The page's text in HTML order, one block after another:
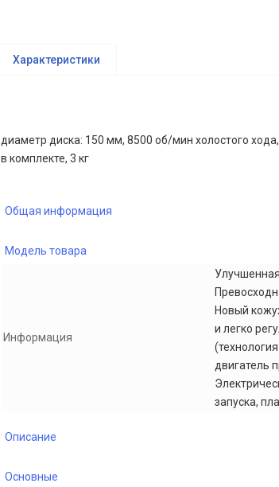
Характеристики
диаметр диска: 150 мм, 8500 об/мин холостого
в комплекте, 3 кг
Общая информация
Модель товара
Информация
Новый
и легко
двигатель
запуска,
Описание
Основные